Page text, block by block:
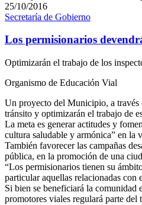
25/10/2016
Secretaría de Gobierno
Los permisionarios
Optimizarán el trabajo de los
Organismo de Educación Vial
Un proyecto del Municipio, a través
tránsito y optimizarán el trabajo de
La meta es generar actitudes y
cultura saludable y armónica” en la
También favorecer las campañas
pública, en la promoción de una
“Los permisionarios tienen su
particular aquellas relacionadas con
Si bien se beneficiará la comunidad
promotores viales regulará parte del